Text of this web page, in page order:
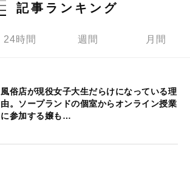
記事ランキング
24時間 週間 月間
風俗店が現役女子大生だらけになっている理
由。ソープランドの個室からオンライン授業
に参加する嬢も…